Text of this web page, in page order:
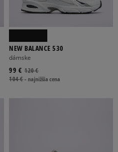
NEW BALANCE 530
dámske
120 €
99 €
104 €-najnižšia cena